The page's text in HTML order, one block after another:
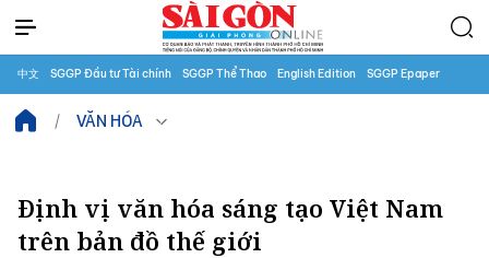
中文 SGGP Đầu tư Tài chính SGGP Thể Thao English Edition SGGP Epaper
VĂN HÓA
Định vị văn hóa sáng tạo Việt Nam
trên bản đồ thế giới